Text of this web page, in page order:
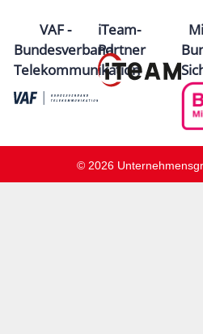
VAF -
Bundesverband
Telekommunikation
iTeam-
Partner
© 2026